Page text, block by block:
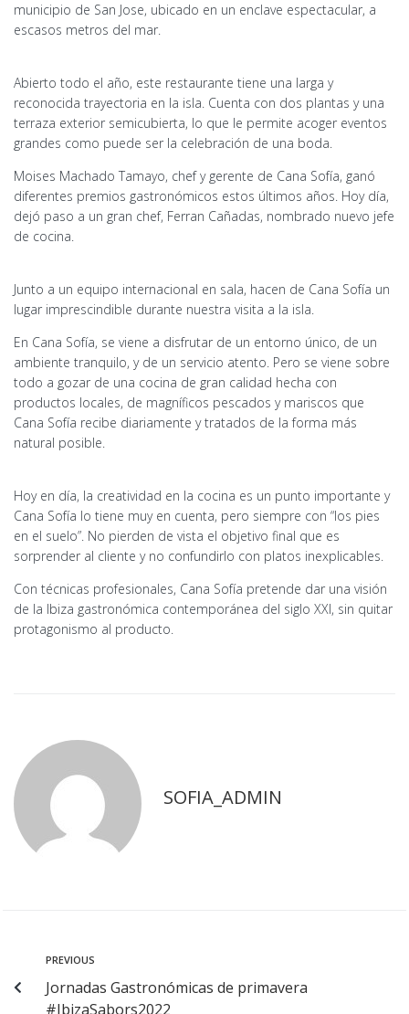
municipio de San Jose, ubicado en un enclave espectacular, a
escasos metros del mar.
Abierto todo el año, este restaurante tiene una larga y
reconocida trayectoria en la isla. Cuenta con dos plantas y una
terraza exterior semicubierta, lo que le permite acoger eventos
grandes como puede ser la celebración de una boda.
Moises Machado Tamayo, chef y gerente de Cana Sofía, ganó
diferentes premios gastronómicos estos últimos años. Hoy día,
dejó paso a un gran chef, Ferran Cañadas, nombrado nuevo jefe
de cocina.
Junto a un equipo internacional en sala, hacen de Cana Sofía un
lugar imprescindible durante nuestra visita a la isla.
En Cana Sofía, se viene a disfrutar de un entorno único, de un
ambiente tranquilo, y de un servicio atento. Pero se viene sobre
todo a gozar de una cocina de gran calidad hecha con
productos locales, de magníficos pescados y mariscos que
Cana Sofía recibe diariamente y tratados de la forma más
natural posible.
Hoy en día, la creatividad en la cocina es un punto importante y
Cana Sofía lo tiene muy en cuenta, pero siempre con “los pies
en el suelo”. No pierden de vista el objetivo final que es
sorprender al cliente y no confundirlo con platos inexplicables.
Con técnicas profesionales, Cana Sofía pretende dar una visión
de la Ibiza gastronómica contemporánea del siglo XXI, sin quitar
protagonismo al producto.
SOFIA_ADMIN
PREVIOUS
Jornadas Gastronómicas de primavera
#IbizaSabors2022